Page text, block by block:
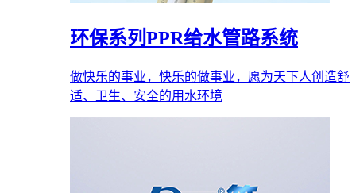
环保系列PPR给水管路系统
做快乐的事业，快乐的做事业，愿为天下人创造舒
适、卫生、安全的用水环境